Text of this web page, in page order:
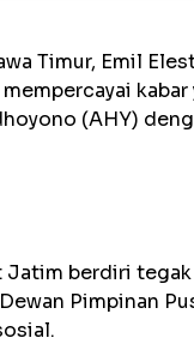
Timur, Emil
(AHY)
berdiri
Pimpinan